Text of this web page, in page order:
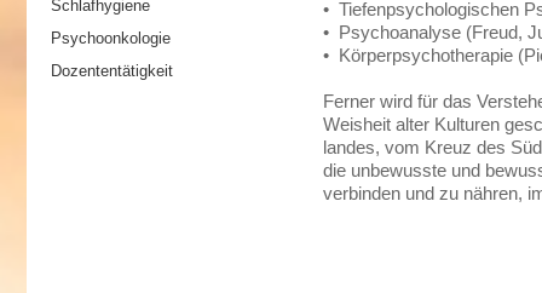
Schlafhygiene
Psychoonkologie
Dozententätigkeit
• Tiefenpsychologischen
• Psychoanalyse (Freud,
• Körperpsychotherapie
Ferner wird für das
Weisheit alter Kulturen
landes, vom Kreuz des
die unbewusste und
verbinden und zu nähren,